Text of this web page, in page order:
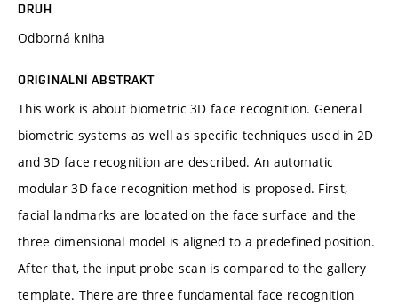
DRUH
Odborná kniha
ORIGINÁLNÍ ABSTRAKT
This work is about biometric 3D face recognition. General
biometric systems as well as specific techniques used in 2D
and 3D face recognition are described. An automatic
modular 3D face recognition method is proposed. First,
facial landmarks are located on the face surface and the
three dimensional model is aligned to a predefined position.
After that, the input probe scan is compared to the gallery
template. There are three fundamental face recognition